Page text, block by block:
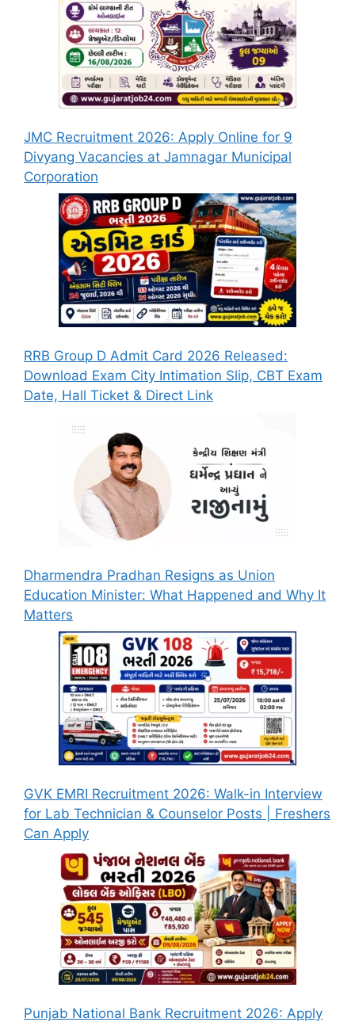
JMC Recruitment 2026: Apply Online for 9
Divyang Vacancies at Jamnagar Municipal
Corporation
RRB Group D Admit Card 2026 Released:
Download Exam City Intimation Slip, CBT Exam
Date, Hall Ticket & Direct Link
Dharmendra Pradhan Resigns as Union
Education Minister: What Happened and Why It
Matters
GVK EMRI Recruitment 2026: Walk-in Interview
for Lab Technician & Counselor Posts | Freshers
Can Apply
Punjab National Bank Recruitment 2026: Apply